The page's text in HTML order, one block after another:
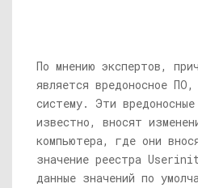
По мнению экспертов,
является вредоносное
систему. Эти
известно, вносят
компьютера, где они
значение реестра
данные значений по